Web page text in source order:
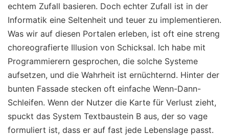
echtem Zufall basieren. Doch echter Zufall ist in der
Informatik eine Seltenheit und teuer zu implementieren.
Was wir auf diesen Portalen erleben, ist oft eine streng
choreografierte Illusion von Schicksal. Ich habe mit
Programmierern gesprochen, die solche Systeme
aufsetzen, und die Wahrheit ist ernüchternd. Hinter der
bunten Fassade stecken oft einfache Wenn-Dann-
Schleifen. Wenn der Nutzer die Karte für Verlust zieht,
spuckt das System Textbaustein B aus, der so vage
formuliert ist, dass er auf fast jede Lebenslage passt.